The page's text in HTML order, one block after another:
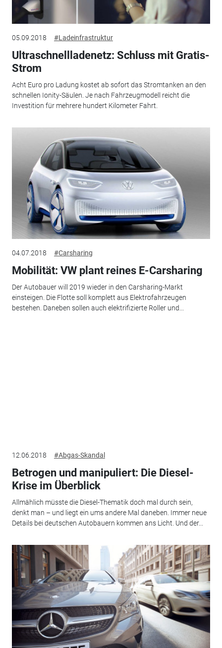
05.09.2018 #Ladeinfrastruktur
Ultraschnellladenetz: Schluss mit Gratis-
Strom
Acht Euro pro Ladung kostet ab sofort das Stromtanken an den
schnellen Ionity-Säulen. Je nach Fahrzeugmodell reicht die
Investition für mehrere hundert Kilometer Fahrt.
04.07.2018 #Carsharing
Mobilität: VW plant reines E-Carsharing
Der Autobauer will 2019 wieder in den Carsharing-Markt
einsteigen. Die Flotte soll komplett aus Elektrofahrzeugen
bestehen. Daneben sollen auch elektrifizierte Roller und...
12.06.2018 #Abgas-Skandal
Betrogen und manipuliert: Die Diesel-
Krise im Überblick
Allmählich müsste die Diesel-Thematik doch mal durch sein,
denkt man – und liegt ein ums andere Mal daneben. Immer neue
Details bei deutschen Autobauern kommen ans Licht. Und der...